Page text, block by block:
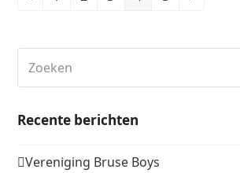
Recente berichten
Vereniging Bruse Boys